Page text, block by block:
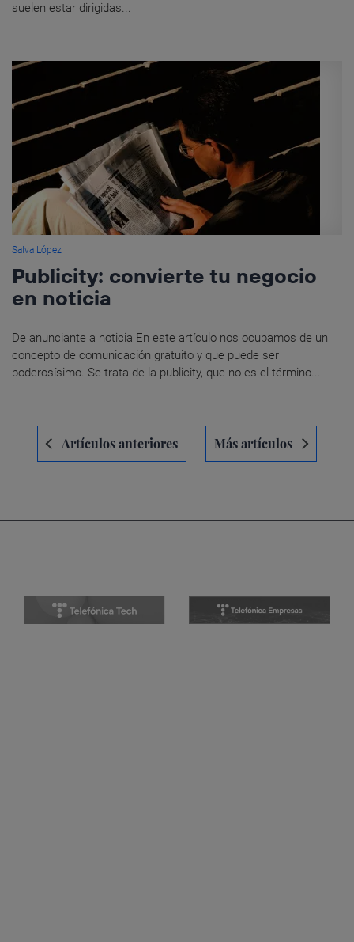
suelen estar dirigidas...
Salva López
Publicity: convierte tu negocio
en noticia
De anunciante a noticia En este artículo nos ocupamos de un
concepto de comunicación gratuito y que puede ser
poderosísimo. Se trata de la publicity, que no es el término...
Navegación
entradas
Artículos anteriores Más artículos